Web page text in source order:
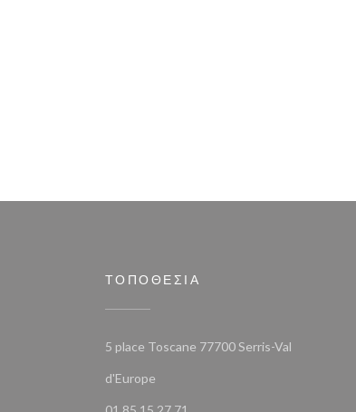
ΤΟΠΟΘΕΣΊΑ
5 place Toscane 77700 Serris-Val
d'Europe((ανοίγει σε νέο παράθυρο))